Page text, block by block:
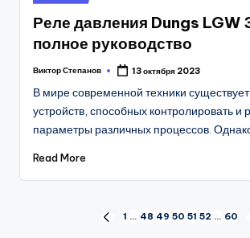
in
Реле давления Dungs
полное руководство
Posted
Виктор Степанов 13 октября 2023
В мире современной техники
устройств, способных контролировать и
параметры различных процессов.
Read More
Пагинация
PREVIOUS
1 … 48 49 50 51 52 … 60